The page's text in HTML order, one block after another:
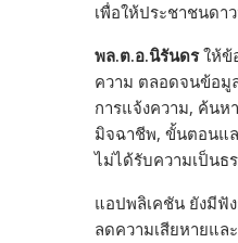
เพื่อให้ประชาชนดา
พล.ต.อ.นิรันดรให้ข้
ความ ตลอดจนข้อมู
การแจ้งความ, ค้นห
มิจฉาชีพ, ขั้นตอนแล
ไม่ได้รับความเป็นธ
แอปพลิเคชัน ยังมีฟั
ลดความเสียหายแ